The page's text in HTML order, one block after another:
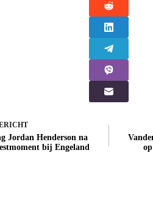
Jordan Henderson na
bij Engeland